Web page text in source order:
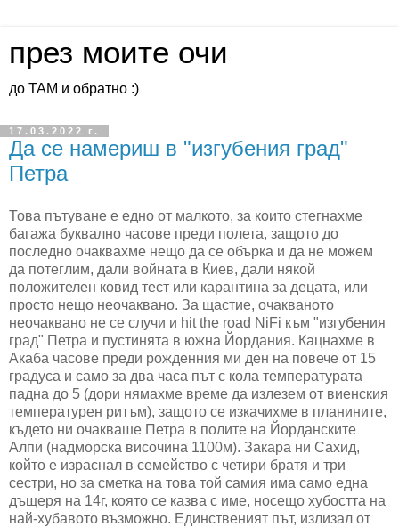
през моите очи
до ТАМ и обратно :)
17.03.2022 г.
Да се намериш в "изгубения град"
Петра
Това пътуване е едно от малкото, за които стегнахме
багажа буквално часове преди полета, защото до
последно очаквахме нещо да се обърка и да не можем
да потеглим, дали войната в Киев, дали някой
положителен ковид тест или карантина за децата, или
просто нещо неочаквано. За щастие, очакваното
неочаквано не се случи и hit the road NiFi към "изгубения
град" Петра и пустинята в южна Йордания. Кацнахме в
Акаба часове преди рожденния ми ден на повече от 15
градуса и само за два часа път с кола температурата
падна до 5 (дори нямахме време да излезем от виенския
температурен ритъм), защото се изкачихме в планините,
където ни очакваше Петра в полите на Йорданските
Алпи (надморска височина 1100м). Закара ни Сахид,
който е израснал в семейство с четири братя и три
сестри, но за сметка на това той самия има само една
дъщеря на 14г, която се казва с име, носещо хубостта на
най-хубавото възможно. Единственият път, излизал от